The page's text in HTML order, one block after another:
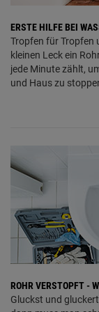
ERSTE HILFE BEI
Tropfen für Tropfen
kleinen Leck ein
jede Minute zählt,
und Haus zu
ROHR VERSTOPFT -
Gluckst und